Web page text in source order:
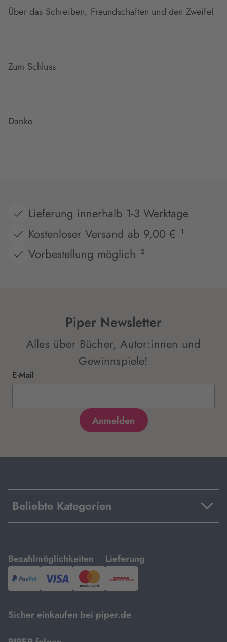
Über das Schreiben, Freundschaften und den Zweifel
Zum Schluss
Danke
Lieferung innerhalb 1-3 Werktage
Kostenloser Versand ab 9,00 €
1
Vorbestellung möglich 2
Piper Newsletter
Alles über Bücher, Autor:innen und
Gewinnspiele!
E-Mail
Beliebte Kategorien
Bezahlmöglichkeiten
mit
PayPal,Visa
und
Lieferung
mit
DHL.
Sicher einkaufen bei piper.de